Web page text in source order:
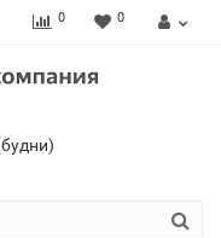
0 0